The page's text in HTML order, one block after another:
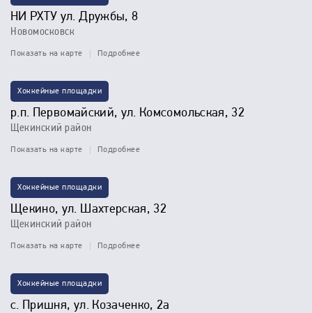
НИ РХТУ ул. Дружбы, 8
Новомосковск
Показать на карте Подробнее
Хоккейные площадки
р.п. Первомайский, ул. Комсомольская, 32
Щекинский район
Показать на карте Подробнее
Хоккейные площадки
Щекино, ул. Шахтерская, 32
Щекинский район
Показать на карте Подробнее
Хоккейные площадки
с. Пришня, ул. Козаченко, 2а